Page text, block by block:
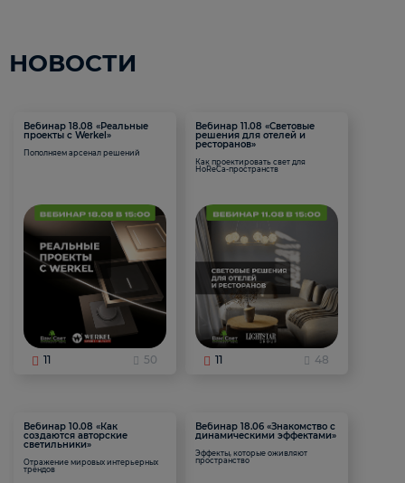
НОВОСТИ
Вебинар 18.08 «Реальные
проекты с Werkel»
Пополняем арсенал решений
11 50
Вебинар 11.08 «Световые
решения для отелей и
ресторанов»
Как проектировать свет для
HoReCa-пространств
11 48
Вебинар 10.08 «Как
создаются авторские
светильники»
Отражение мировых интерьерных
трендов
Вебинар 18.06 «Знакомство с
динамическими эффектами»
Эффекты, которые оживляют
пространство